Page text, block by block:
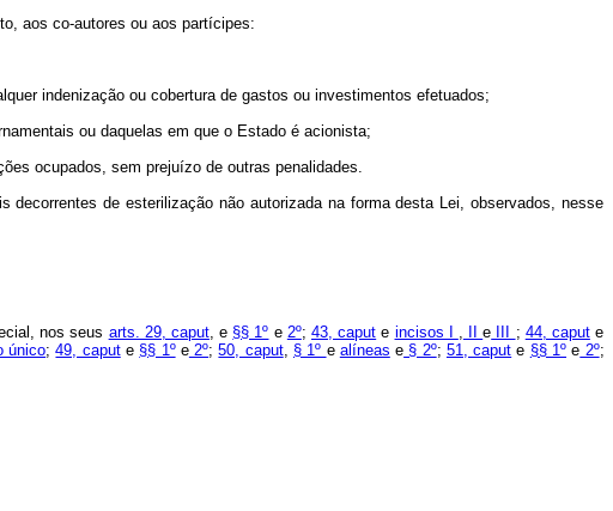
aos co-autores ou aos partícipes:
indenização ou cobertura de gastos ou investimentos efetuados;
ou daquelas em que o Estado é acionista;
ocupados, sem prejuízo de outras penalidades.
de esterilização não autorizada na forma desta Lei, observados, nesse
nos seus arts. 29, caput, e §§ 1º e 2º; 43, caput e incisos I , IIe ; 44, capute
único;49, capute §§ 1ºe2º;50, caput, § 1º e alíneas e § 2º; 51, caput e §§ 1º e 2º;